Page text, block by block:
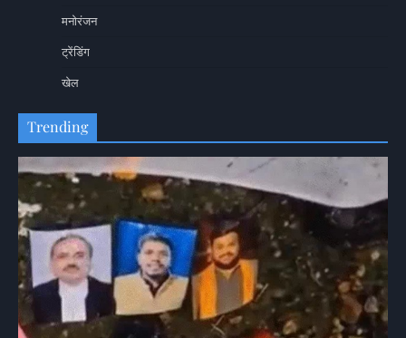
मनोरंजन
ट्रेंडिंग
खेल
Trending